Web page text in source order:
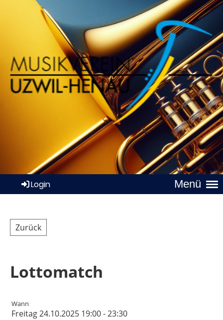
Menü
Login
Zurück
Lottomatch
Wann
Freitag 24.10.2025 19:00 - 23:30